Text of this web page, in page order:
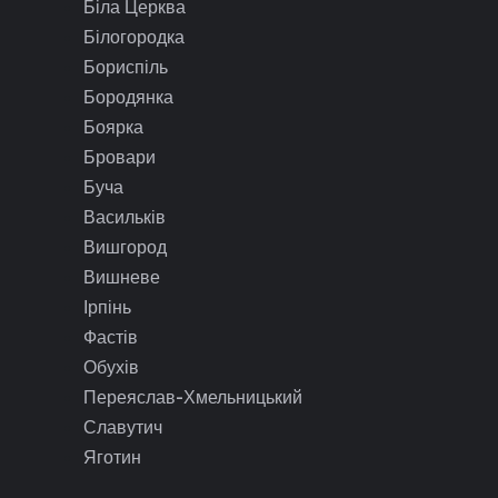
Біла Церква
Білогородка
Бориспіль
Бородянка
Боярка
Бровари
Буча
Васильків
Вишгород
Вишневе
Ірпінь
Фастів
Обухів
Переяслав-Хмельницький
Славутич
Яготин